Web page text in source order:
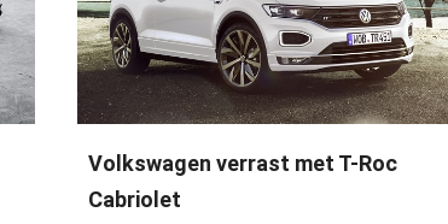
Volkswagen verrast met T-Roc
Cabriolet